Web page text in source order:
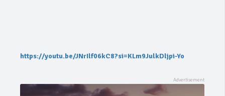
https://youtu.be/JNrIlf06kC8?si=KLm9JulkDljpi-Yo